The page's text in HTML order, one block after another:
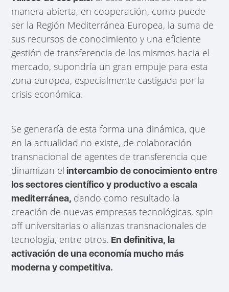
manera abierta, en cooperación, como puede
ser la Región Mediterránea Europea, la suma de
sus recursos de conocimiento y una eficiente
gestión de transferencia de los mismos hacia el
mercado, supondría un gran empuje para esta
zona europea, especialmente castigada por la
crisis económica.
Se generaría de esta forma una dinámica, que
en la actualidad no existe, de colaboración
transnacional de agentes de transferencia que
dinamizan el intercambio de conocimiento entre
los sectores científico y productivo a escala
mediterránea, dando como resultado la
creación de nuevas empresas tecnológicas, spin
off universitarias o alianzas transnacionales de
tecnología, entre otros. En definitiva, la
activación de una economía mucho más
moderna y competitiva.